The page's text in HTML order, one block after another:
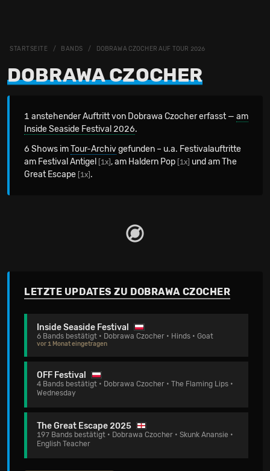
STARTSEITE BANDS DOBRAWA CZOCHER AUF TOUR 2026
DOBRAWA CZOCHER
1 anstehender Auftritt von Dobrawa Czocher erfasst — am
Inside Seaside Festival 2026.
6 Shows imTour-Archivgefunden – u.a. Festivalauftritte
am Festival Antigel
[1x] , am Haldern Pop [1x] und am The
Great Escape [1x] .
LETZTE UPDATES ZU DOBRAWA CZOCHER
Inside Seaside Festival
6 Bands bestätigt • Dobrawa Czocher • Hinds • Goat
vor 1 Monat eingetragen
OFF Festival
4 Bands bestätigt • Dobrawa Czocher • The Flaming Lips •
Wednesday
The Great Escape 2025
197 Bands bestätigt • Dobrawa Czocher • Skunk Anansie •
English Teacher